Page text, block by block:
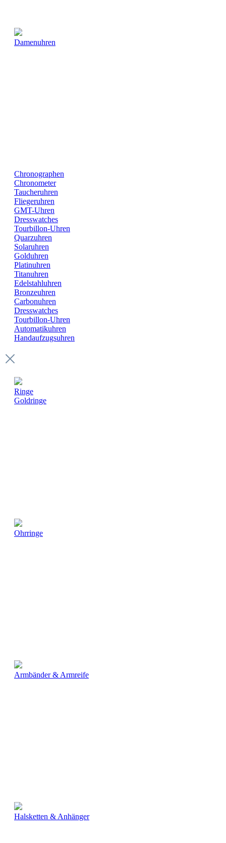
Damenuhren
Chronographen
Chronometer
Taucheruhren
Fliegeruhren
GMT-Uhren
Dresswatches
Tourbillon-Uhren
Quarzuhren
Solaruhren
Golduhren
Platinuhren
Titanuhren
Edelstahluhren
Bronzeuhren
Carbonuhren
Dresswatches
Tourbillon-Uhren
Automatikuhren
Handaufzugsuhren
Ringe
Goldringe
Ohrringe
Armbänder & Armreife
Halsketten & Anhänger